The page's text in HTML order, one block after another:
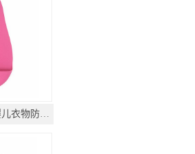
免洗幼儿硅胶口水兜，婴儿衣物防脏围兜